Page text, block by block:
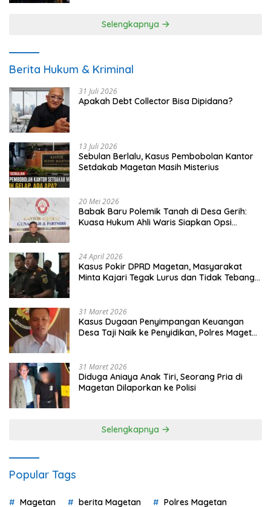
Selengkapnya
Berita Hukum & Kriminal
31 Juli 2026
Apakah Debt Collector Bisa Dipidana?
13 Juli 2026
Sebulan Berlalu, Kasus Pembobolan Kantor
Setdakab Magetan Masih Misterius
20 Mei 2026
Babak Baru Polemik Tanah di Desa Gerih:
Kuasa Hukum Ahli Waris Siapkan Opsi
24 April 2026
Kasus Pokir DPRD Magetan, Masyarakat
Minta Kajari Tegak Lurus dan Tidak Tebang
31 Maret 2026
Kasus Dugaan Penyimpangan Keuangan
Desa Taji Naik ke Penyidikan, Polres Magetan
31 Maret 2026
Diduga Aniaya Anak Tiri, Seorang Pria di
Magetan Dilaporkan ke Polisi
Selengkapnya
Popular Tags
Magetan berita Magetan Polres Magetan